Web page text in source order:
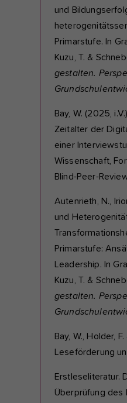
und
Primarstufe. In
Kuzu, T. &
gestalten.
Bay, W. (2025,
Zeitalter der
einer
Wissenschaft,
Blind-Peer-
Autenrieth, N.,
und
Primarstufe:
Leadership. In
Kuzu, T. &
gestalten.
Bay, W., Holder,
Leseförderung
Erstleseliteratur.
Überprüfung des